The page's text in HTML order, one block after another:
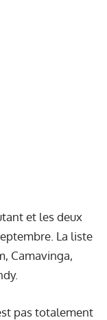
et les deux
La liste
Camavinga,
pas totalement